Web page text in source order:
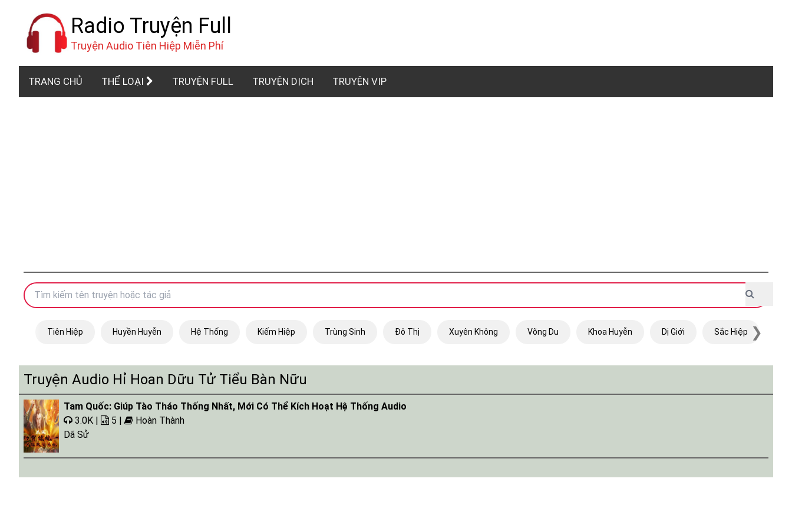
Radio Truyện Full
Truyện Audio Tiên Hiệp Miễn Phí
TRANG CHỦ THỂ LOẠI TRUYỆN FULL TRUYỆN DỊCH TRUYỆN VIP
Tiên Hiệp Huyền Huyễn Hệ Thống Kiếm Hiệp Trùng Sinh Đô Thị Xuyên Không Võng Du Khoa Huyễn Dị Giới Sắc Hiệp ❯
Truyện Audio Hỉ Hoan Dữu Tử Tiểu Bàn Nữu
Tam Quốc: Giúp Tào Tháo Thống Nhất, Mới Có Thể Kích Hoạt Hệ Thống Audio
3.0K |
5 |
Hoàn Thành
Dã Sử